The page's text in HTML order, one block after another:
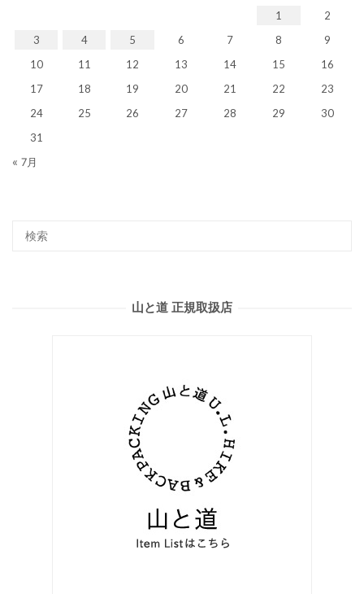
1
2
3
4 5 6 7 8
9
10
11 12 13 14 15
16
17
18 19 20 21 22
23
24
25 26 27 28 29
30
31
« 7月
山と道 正規取扱店